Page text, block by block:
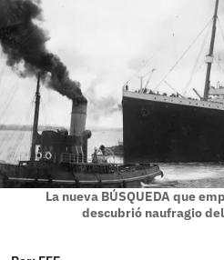
La nueva BÚSQUEDA que
descubrió naufragio